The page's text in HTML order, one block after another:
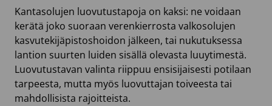
Kantasolujen luovutustapoja on kaksi: ne voidaan
kerätä joko suoraan verenkierrosta valkosolujen
kasvutekijäpistoshoidon jälkeen, tai nukutuksessa
lantion suurten luiden sisällä olevasta luuytimestä.
Luovutustavan valinta riippuu ensisijaisesti potilaan
tarpeesta, mutta myös luovuttajan toiveesta tai
mahdollisista rajoitteista.